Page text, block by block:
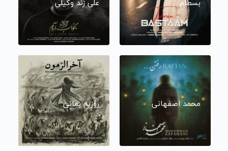
بسطام علی زند وکیلی
محمد اصفهانی روزبه بمانی